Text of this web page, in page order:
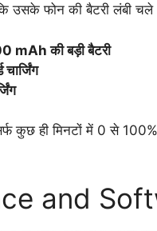
उसके फोन की बैटरी लंबी
mAh की बड़ी बैटरी
कुछ ही मिनटों में 0 से
and